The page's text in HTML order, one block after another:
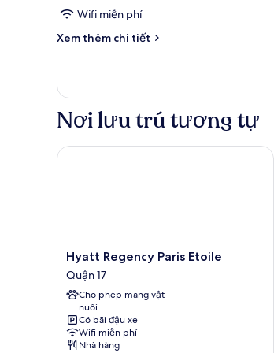
Wifi miễn phí
Xem thêm chi tiết
Chi
Phòng
chuẩn
Nơi lưu trú tương tự
Hyatt
Regency
Paris
Etoile
Quận
17
Hyatt Regency Paris Etoile
Quận 17
Cho phép mang vật
nuôi
Có bãi đậu xe
Wifi miễn phí
Nhà hàng
Hyatt Regency Paris Etoile